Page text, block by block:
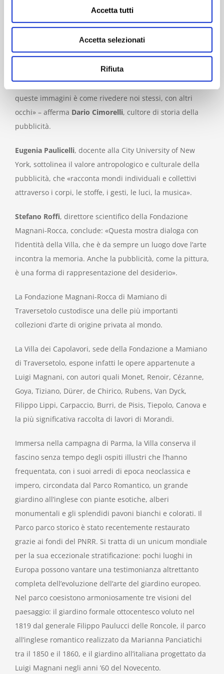
Accetta tutti
Accetta selezionati
Rifiuta
opere esposte, vengono pubblicati saggi di Eugenia
Paulicelli, Silvia Casagrande, Vanessa Gavioli, Emmanuel
Grossi, Chiara Pompa, Emanuela Scarpellini.
Citazioni dai curatori
«Ogni decennio ha il suo modo di desiderare. Rivedere
queste immagini è come rivedere noi stessi, con altri
occhi» – afferma Dario Cimorelli, cultore di storia della
pubblicità.
Eugenia Paulicelli, docente alla City University of New
York, sottolinea il valore antropologico e culturale della
pubblicità, che «racconta mondi individuali e collettivi
attraverso i corpi, le stoffe, i gesti, le luci, la musica».
Stefano Roffi, direttore scientifico della Fondazione
Magnani-Rocca, conclude: «Questa mostra dialoga con
l’identità della Villa, che è da sempre un luogo dove l’arte
incontra la memoria. Anche la pubblicità, come la pittura,
è una forma di rappresentazione del desiderio».
La Fondazione Magnani-Rocca di Mamiano di
Traversetolo custodisce una delle più importanti
collezioni d’arte di origine privata al mondo.
La Villa dei Capolavori, sede della Fondazione a Mamiano
di Traversetolo, espone infatti le opere appartenute a
Luigi Magnani, con autori quali Monet, Renoir, Cézanne,
Goya, Tiziano, Dürer, de Chirico, Rubens, Van Dyck,
Filippo Lippi, Carpaccio, Burri, de Pisis, Tiepolo, Canova e
la più significativa raccolta di lavori di Morandi.
Immersa nella campagna di Parma, la Villa conserva il
fascino senza tempo degli ospiti illustri che l’hanno
frequentata, con i suoi arredi di epoca neoclassica e
impero, circondata dal Parco Romantico, un grande
giardino all’inglese con piante esotiche, alberi
monumentali e gli splendidi pavoni bianchi e colorati. Il
Parco parco storico è stato recentemente restaurato
grazie ai fondi del PNRR. Si tratta di un unicum mondiale
per la sua eccezionale stratificazione: pochi luoghi in
Europa possono vantare una testimonianza altrettanto
completa dell’evoluzione dell’arte del giardino europeo.
Nel parco coesistono armoniosamente tre visioni del
paesaggio: il giardino formale ottocentesco voluto nel
1819 dal generale Filippo Paulucci delle Roncole, il parco
all’inglese romantico realizzato da Marianna Panciatichi
tra il 1850 e il 1860, e il giardino all’italiana progettato da
Luigi Magnani negli anni ’60 del Novecento.